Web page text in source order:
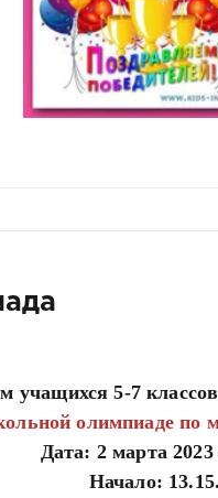
учащихся 5-7 классов
олимпиаде по
Дата: 2 марта 2023
Начало: 13.15.